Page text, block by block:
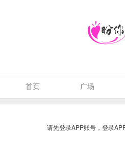
首页 广场
请先登录APP账号，登录